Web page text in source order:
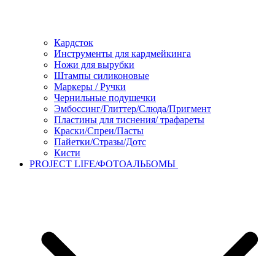
Кардсток
Инструменты для кардмейкинга
Ножи для вырубки
Штампы силиконовые
Маркеры / Ручки
Чернильные подушечки
Эмбоссинг/Глиттер/Слюда/Пригмент
Пластины для тиснения/ трафареты
Краски/Спреи/Пасты
Пайетки/Стразы/Дотс
Кисти
PROJECT LIFE/ФОТОАЛЬБОМЫ